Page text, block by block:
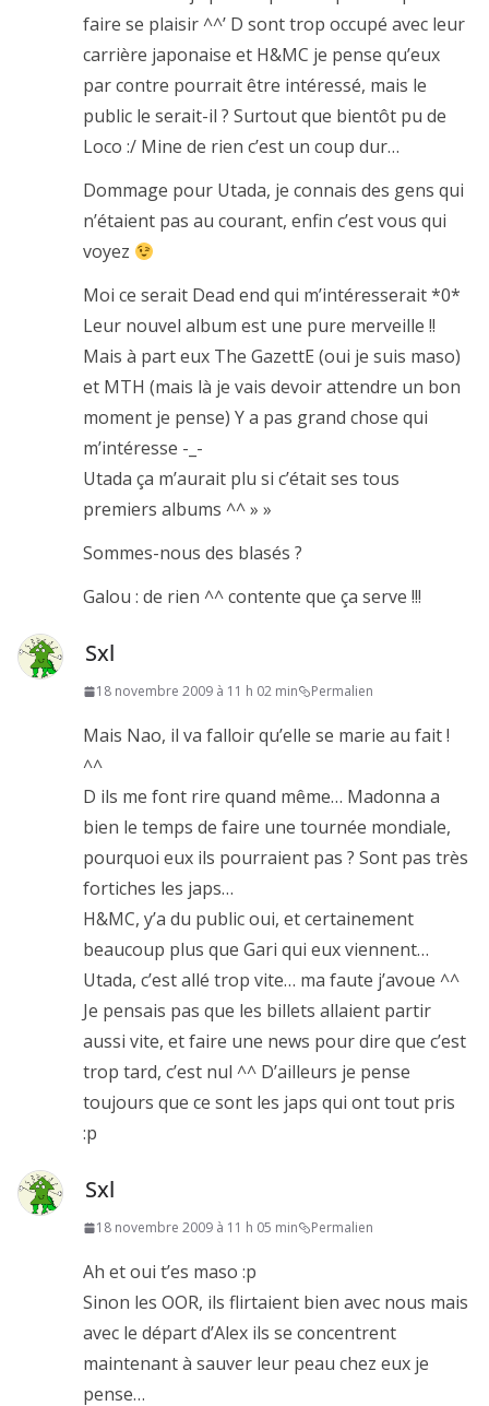
faire se plaisir ^^’ D sont trop occupé avec leur
carrière japonaise et H&MC je pense qu’eux
par contre pourrait être intéressé, mais le
public le serait-il ? Surtout que bientôt pu de
Loco :/ Mine de rien c’est un coup dur…
Dommage pour Utada, je connais des gens qui
n’étaient pas au courant, enfin c’est vous qui
voyez
Moi ce serait Dead end qui m’intéresserait *0*
Leur nouvel album est une pure merveille !!
Mais à part eux The GazettE (oui je suis maso)
et MTH (mais là je vais devoir attendre un bon
moment je pense) Y a pas grand chose qui
m’intéresse -_-
Utada ça m’aurait plu si c’était ses tous
premiers albums ^^ » »
Sommes-nous des blasés ?
Galou : de rien ^^ contente que ça serve !!!
Sxl
18 novembre 2009 à 11 h 02 min Permalien
Mais Nao, il va falloir qu’elle se marie au fait !
^^
D ils me font rire quand même… Madonna a
bien le temps de faire une tournée mondiale,
pourquoi eux ils pourraient pas ? Sont pas très
fortiches les japs…
H&MC, y’a du public oui, et certainement
beaucoup plus que Gari qui eux viennent…
Utada, c’est allé trop vite… ma faute j’avoue ^^
Je pensais pas que les billets allaient partir
aussi vite, et faire une news pour dire que c’est
trop tard, c’est nul ^^ D’ailleurs je pense
toujours que ce sont les japs qui ont tout pris
:p
Sxl
18 novembre 2009 à 11 h 05 min Permalien
Ah et oui t’es maso :p
Sinon les OOR, ils flirtaient bien avec nous mais
avec le départ d’Alex ils se concentrent
maintenant à sauver leur peau chez eux je
pense…